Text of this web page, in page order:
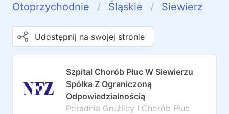
Otoprzychodnie Śląskie Siewierz
Udostępnij na swojej stronie
Szpital Chorób Płuc W Siewierzu
Spółka Z Ograniczoną
Odpowiedzialnością
Poradnia Gruźlicy I Chorób Płuc